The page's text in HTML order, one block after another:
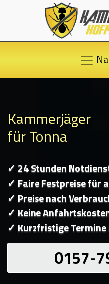
Kammerjäger
für Tonna
✓ 24 Stunden
✓ Faire Festpreise für
✓ Preise nach
✓ Keine
✓ Kurzfristige Termine
0157-